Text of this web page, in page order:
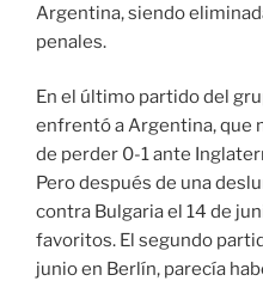
Argentina, siendo
penales.
En el último partido del
enfrentó a Argentina, que
de perder 0-1 ante
Pero después de una
contra Bulgaria el 14 de
favoritos. El segundo
junio en Berlín, parecía